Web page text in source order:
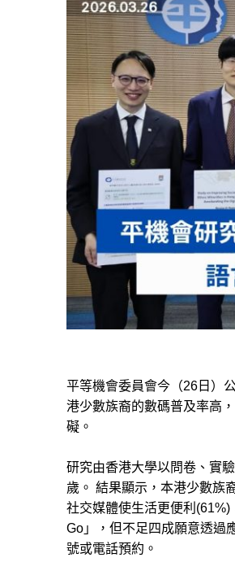
平等機會委員會今（26日）
港少數族裔的數碼普及率高 ，
礙 。
研究由香港大學以問卷、實
歲。 結果顯示，本港少數族
社交媒體使生活更便利(61%)
Go 」 ，但不足四成願意透過
號或電話預約。